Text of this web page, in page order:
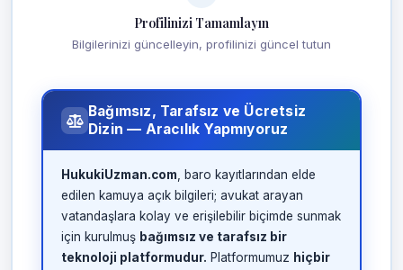
Profilinizi Tamamlayın
Bilgilerinizi güncelleyin, profilinizi güncel tutun
Bağımsız, Tarafsız ve Ücretsiz
Dizin — Aracılık Yapmıyoruz
HukukiUzman.com , baro kayıtlarından elde
edilen kamuya açık bilgileri; avukat arayan
vatandaşlara kolay ve erişilebilir biçimde sunmak
için kurulmuş bağımsız ve tarafsız bir
teknoloji platformudur. Platformumuz hiçbir